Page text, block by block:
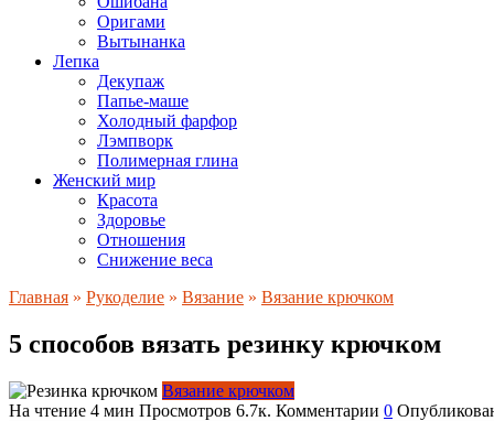
Оригами
Вытынанка
Лепка
Декупаж
Папье-маше
Холодный фарфор
Лэмпворк
Полимерная глина
Женский мир
Красота
Здоровье
Отношения
Снижение веса
Главная » Рукоделие » Вязание » Вязание крючком
5 способов вязать резинку крючком
Вязание крючком
На чтение 4 мин Просмотров 6.7к. Комментарии 0